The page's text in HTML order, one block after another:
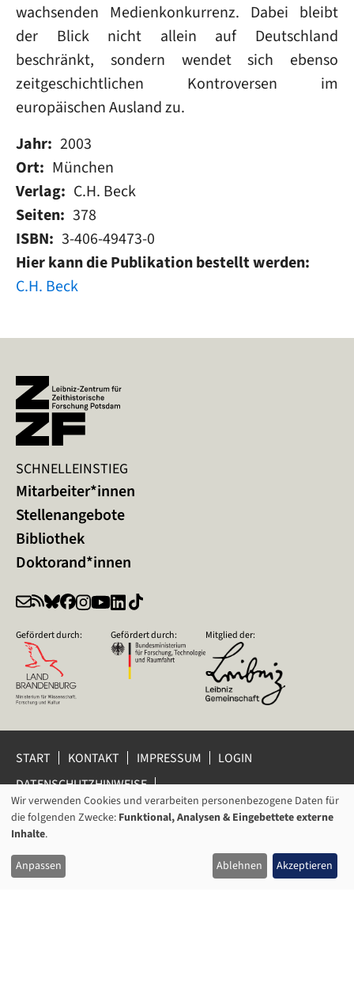
wachsenden Medienkonkurrenz. Dabei bleibt
der Blick nicht allein auf Deutschland
beschränkt, sondern wendet sich ebenso
zeitgeschichtlichen Kontroversen im
europäischen Ausland zu.
Jahr 2003
Ort
München
Verlag
C.H. Beck
Seiten 378
ISBN
3-406-49473-0
Hier kann die Publikation bestellt werden
C.H. Beck
SCHNELLEINSTIEG
Mitarbeiter*innen
Stellenangebote
Bibliothek
Doktorand*innen
Gefördert durch: Gefördert durch: Mitglied der:
START KONTAKT IMPRESSUM
LOGIN
DATENSCHUTZHINWEISE
DATENSCHUTZ-EINSTELLUNGEN
HINWEISGEBERSCHUTZ
(ZZF) e.V.
VERWENDUNG
VON
PERSONENBEZOGENEN
DATEN
Wir verwenden Cookies und verarbeiten personenbezogene Daten für
die folgenden Zwecke: Funktional, Analysen & Eingebettete externe
Inhalte.
Anpassen Ablehnen Akzeptieren